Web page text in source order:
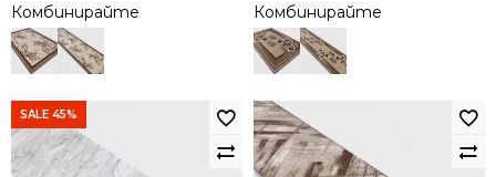
Комбинирайте Комбинирайте
SALE 45%